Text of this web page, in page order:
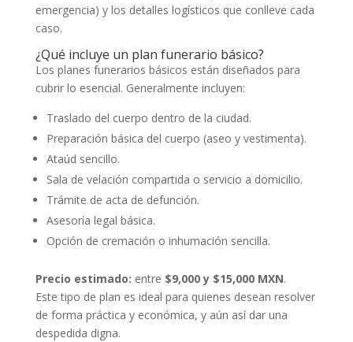
emergencia) y los detalles logísticos que conlleve cada
caso.
¿Qué incluye un plan funerario básico?
Los planes funerarios básicos están diseñados para
cubrir lo esencial. Generalmente incluyen:
Traslado del cuerpo dentro de la ciudad.
Preparación básica del cuerpo (aseo y vestimenta).
Ataúd sencillo.
Sala de velación compartida o servicio a domicilio.
Trámite de acta de defunción.
Asesoría legal básica.
Opción de cremación o inhumación sencilla.
Precio estimado: entre $9,000 y $15,000 MXN.
Este tipo de plan es ideal para quienes desean resolver
de forma práctica y económica, y aún así dar una
despedida digna.